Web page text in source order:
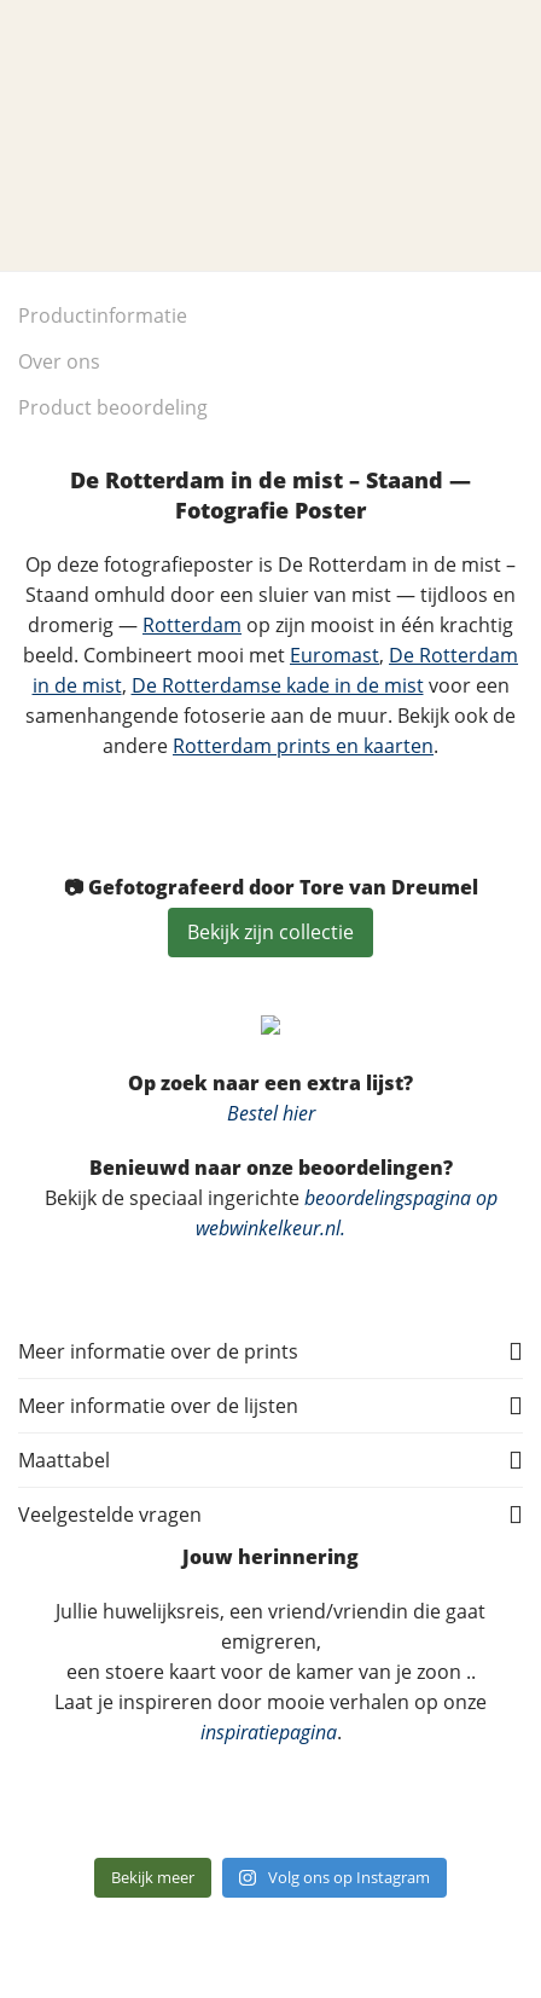
Productinformatie
Over ons
Product beoordeling
De Rotterdam in de mist – Staand —
Fotografie Poster
Op deze fotografieposter is De Rotterdam in de mist –
Staand omhuld door een sluier van mist — tijdloos en
dromerig — Rotterdam op zijn mooist in één krachtig
beeld. Combineert mooi met Euromast, De Rotterdam
in de mist, De Rotterdamse kade in de mistvoor een
samenhangende fotoserie aan de muur. Bekijk ook de
andere Rotterdam prints en kaarten.
📷 Gefotografeerd door Tore van Dreumel
Bekijk zijn collectie
Op zoek naar een extra lijst?
Bestel hier
Benieuwd naar onze beoordelingen?
Bekijk de speciaal ingerichtebeoordelingspagina op
webwinkelkeur.nl.
Meer informatie over de prints
Meer informatie over de lijsten
Maattabel
Veelgestelde vragen
Jouw herinnering
Jullie huwelijksreis, een vriend/vriendin die gaat
emigreren,
een stoere kaart voor de kamer van je zoon ..
Laat je inspireren door mooie verhalen op onze
inspiratiepagina.
Bekijk meer Volg ons op Instagram